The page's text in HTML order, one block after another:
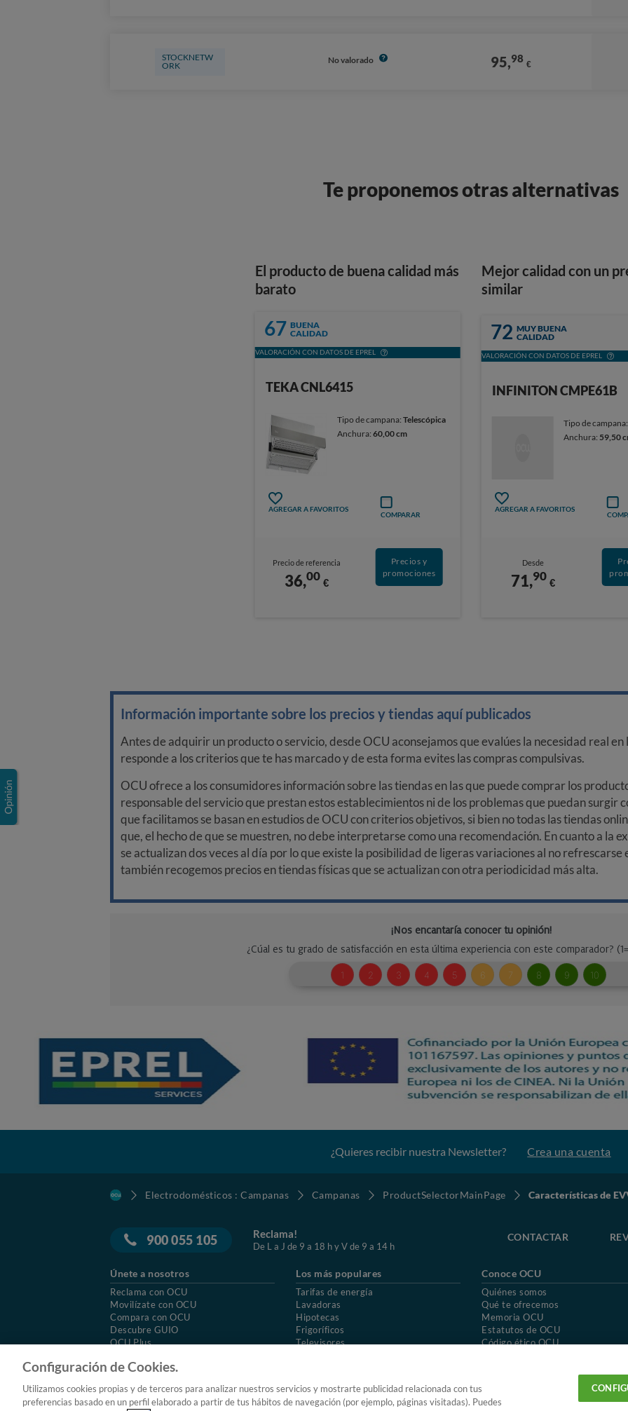
STOCKNETW
ORK
No valorado 95,98 €
Te proponemos otras alternativas
El producto de buena calidad más
barato
67 BUENA
CALIDAD
VALORACIÓN CON DATOS DE EPREL
TEKA CNL6415
Tipo de campana:Telescópica
Anchura:60,00 cm
AGREGAR A FAVORITOS
COMPARAR
Precio de referencia
36,00 €
Precios y
promociones
Mejor calidad con un
similar
72 MUY BUENA
CALIDAD
VALORACIÓN CON DATOS DE EPREL
INFINITON CMPE61B
Tipo de
Anchura: 59,50
AGREGAR A FAVORITOS
Desde
71,90 €
Información importante sobre los precios y tiendas aquí publicados
Antes de adquirir un producto o servicio, desde OCU aconsejamos que evalúes la necesidad real
responde a los criterios que te has marcado y de esta forma evites las compras compulsivas.
OCU ofrece a los consumidores información sobre las tiendas en las que puede comprar los
responsable del servicio que prestan estos establecimientos ni de los problemas que puedan surgir
que facilitamos se basan en estudios de OCU con criterios objetivos, si bien no todas las tiendas
que, el hecho de que se muestren, no debe interpretarse como una recomendación. En cuanto a la
se actualizan dos veces al día por lo que existe la posibilidad de ligeras variaciones al no refrescarse
también recogemos precios en tiendas físicas que se actualizan con otra periodicidad más alta.
¿Quieres recibir nuestra Newsletter? Crea una cuenta
Electrodomésticos : Campanas Campanas ProductSelectorMainPage Características de
900 055 105 Reclama!
De L a J de 9 a 18 h y V de 9 a 14 h
CONTACTAR
Únete a nosotros
Reclama con OCU
Movilízate con OCU
Compara con OCU
Descubre GUIO
OCU Plus
Los más populares
Tarifas de energía
Lavadoras
Hipotecas
Frigoríficos
Televisores
Conoce OCU
Quiénes somos
Qué te ofrecemos
Memoria OCU
Estatutos de OCU
Código ético OCU
Uso del nombre y de los signos de OCU
Aviso Legal
Política de cookies
Configuración de Cookies.
Utilizamos cookies propias y de terceros para analizar nuestros servicios y mostrarte publicidad relacionada con tus
preferencias basado en un perfil elaborado a partir de tus hábitos de navegación (por ejemplo, páginas visitadas). Puedes